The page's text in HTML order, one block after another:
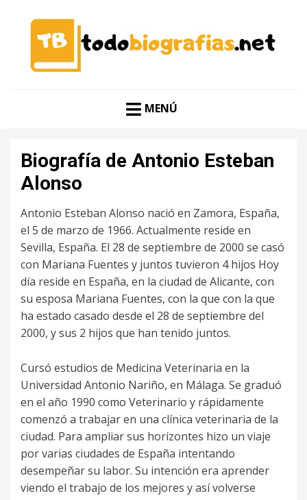
TODO BIOGRAFÍAS
MENÚ
Biografía de Antonio Esteban
Alonso
Antonio Esteban Alonso nació en Zamora, España,
el 5 de marzo de 1966. Actualmente reside en
Sevilla, España. El 28 de septiembre de 2000 se casó
con Mariana Fuentes y juntos tuvieron 4 hijos Hoy
día reside en España, en la ciudad de Alicante, con
su esposa Mariana Fuentes, con la que con la que
ha estado casado desde el 28 de septiembre del
2000, y sus 2 hijos que han tenido juntos.
Cursó estudios de Medicina Veterinaria en la
Universidad Antonio Nariño, en Málaga. Se graduó
en el año 1990 como Veterinario y rápidamente
comenzó a trabajar en una clínica veterinaria de la
ciudad. Para ampliar sus horizontes hizo un viaje
por varias ciudades de España intentando
desempeñar su labor. Su intención era aprender
viendo el trabajo de los mejores y así volverse